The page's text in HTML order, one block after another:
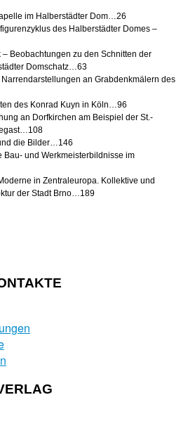
im Halberstädter Dom…26
des Halberstädter Domes –
Beobachtungen zu den Schnitten der
Domschatz…63
an Grabdenkmälern des
des Konrad Kuyn in Köln…96
an Dorfkirchen am Beispiel der St.-
die Bilder…146
und Werkmeisterbildnisse im
in Zentraleuropa. Kollektive und
der Stadt Brno…189